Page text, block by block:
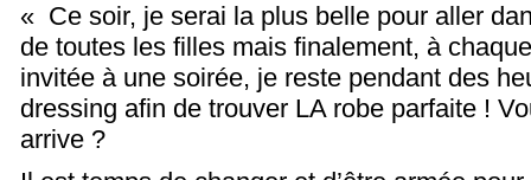
« Ce soir, je serai la plus belle pour aller
de toutes les filles mais finalement, à
invitée à une soirée, je reste pendant des
dressing afin de trouver LA robe parfaite !
arrive ?